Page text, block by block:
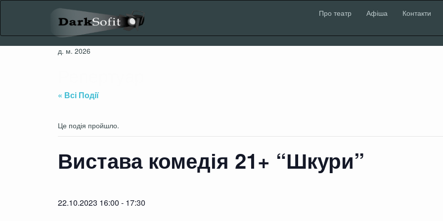
Про театр Афіша Контакти
д. м. 2026
« Всі Події
Це подія пройшло.
Вистава комедія 21+ “Шкури”
22.10.2023 16:00 - 17:30